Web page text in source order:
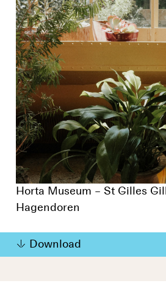
Horta Museum – St Gilles
Hagendoren
Download